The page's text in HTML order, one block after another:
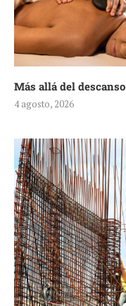
Más allá del descanso
4 agosto, 2026